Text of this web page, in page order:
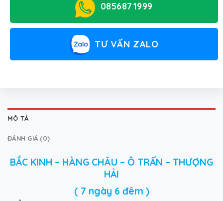
0856871999
TƯ VẤN ZALO
MÔ TẢ
ĐÁNH GIÁ (0)
BẮC KINH – HÀNG CHÂU – Ô TRẤN – THƯỢNG
HẢI
( 7 ngày 6 đêm )